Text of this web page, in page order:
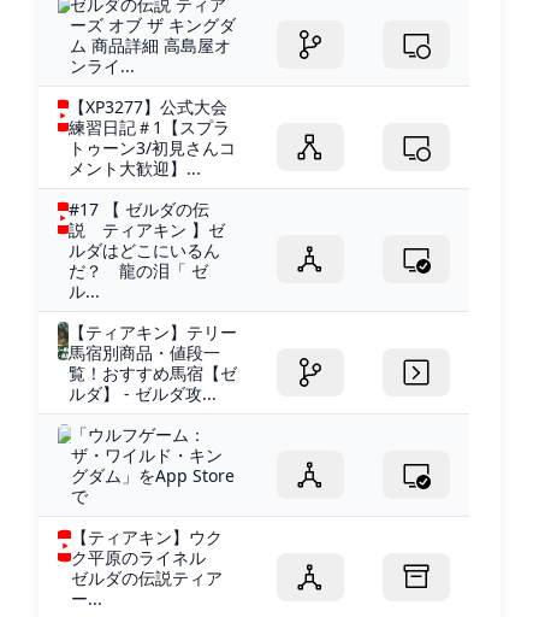
ーズ オブ ザ キングダ
ム 商品詳細 高島屋オ
ンライ...
【XP3277】公式大会
練習日記＃1【スプラ
トゥーン3/初見さんコ
メント大歓迎】...
#17 【 ゼルダの伝
説 ティアキン 】ゼ
ルダはどこにいるん
だ？ 龍の泪「 ゼ
ル...
【ティアキン】テリー
馬宿別商品・値段一
覧！おすすめ馬宿【ゼ
ルダ】 - ゼルダ攻...
‎「ウルフゲーム：
ザ・ワイルド・キン
グダム」をApp Store
で
【ティアキン】ウク
ク平原のライネル
ゼルダの伝説ティア
ー...